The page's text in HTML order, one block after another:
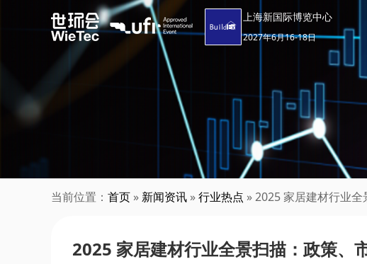
上海新国际博览中心
2027年6月16-18日
当前位置： 首页 » 新闻资讯 »行业热点 » 2025 家居建材行业
2025 家居建材行业全景扫描：政策、